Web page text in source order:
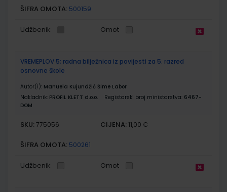
ŠIFRA OMOTA: 500159
Udžbenik Omot
VREMEPLOV 5; radna bilježnica iz povijesti za 5. razred
osnovne škole
Autor(i): Manuela Kujundžić Šime Labor
Nakladnik: PROFIL KLETT d.o.o. Registarski broj ministarstva: 6467-
DOM
SKU: 775056 CIJENA: 11,00 €
ŠIFRA OMOTA: 500261
Udžbenik Omot